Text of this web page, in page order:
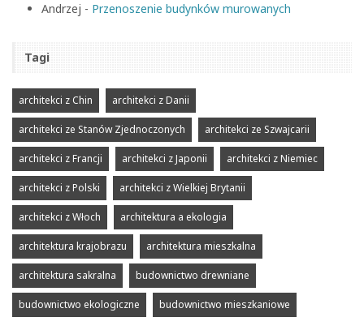
Andrzej - Przenoszenie budynków murowanych
Tagi
architekci z Chin architekci z Danii
architekci ze Stanów Zjednoczonych architekci ze Szwajcarii
architekci z Francji architekci z Japonii architekci z Niemiec
architekci z Polski architekci z Wielkiej Brytanii
architekci z Włoch architektura a ekologia
architektura krajobrazu architektura mieszkalna
architektura sakralna budownictwo drewniane
budownictwo ekologiczne budownictwo mieszkaniowe